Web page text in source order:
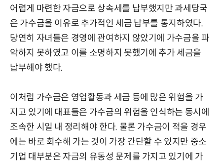
어렵게 마련한 자금으로 상속세를 납부했지만 과세당국
은 가수금을 이유로 추가적인 세금 납부를 통지하였다.
당연히 자녀들은 경영에 관여하지 않았기에 가수금을 파
악하지 못하였고 이를 소명하지 못했기에 추가 세금을
납부해야 했다.
이처럼 가수금은 영업활동과 세금 등에 많은 위험을 가
지고 있기에 대표들은 가수금의 위험을 인식하는 동시에
조속한 시일 내 정리해야 한다. 물론 가수금이 적을 경우
에는 바로 회수해 가는 것이 가장 간단할 수 있지만 중소
기업 대부분은 자금의 유동성 문제를 가지고 있기에 가